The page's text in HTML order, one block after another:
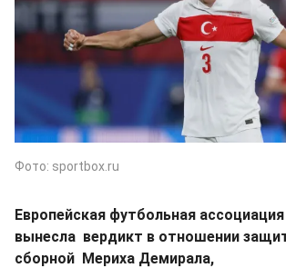
Фото: sportbox.ru
Европейская футбольная
вынесла вердикт в отношении
сборной Мериха Демирала,